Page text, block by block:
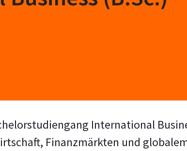
International
Finanzmärkten und